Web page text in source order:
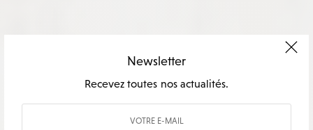
Newsletter
Recevez toutes nos actualités.